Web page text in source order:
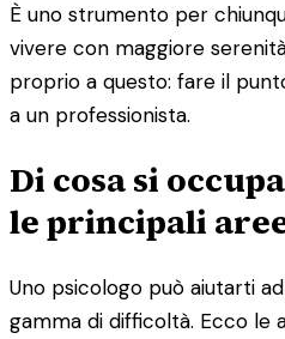
È uno strumento per
vivere con maggiore
proprio a questo: fare il
a un professionista.
Di cosa si
le principali
Uno psicologo può aiutarti
gamma di difficoltà. Ecco le